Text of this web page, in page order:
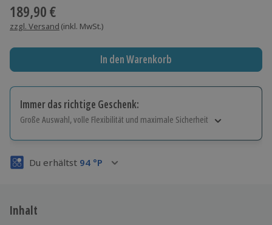
189,90 €
zzgl. Versand (inkl. MwSt.)
In den Warenkorb
Immer das richtige Geschenk:
Große Auswahl, volle Flexibilität und maximale Sicherheit
Volle Flexibilität
3 Jahre gültig & verlängerbar.
Du erhältst 94 °P
Inhalt